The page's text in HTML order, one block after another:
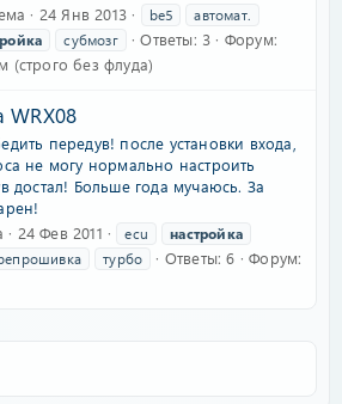
24 Янв 2013 be5
автомат.
субмозг Ответы: 3
Форум:
без флуда)
WRX08
передув! после установки входа,
не могу нормально настроить
достал! Больше года мучаюсь. За
24 Фев 2011 ecu
настройка
турбо Ответы: 6
Форум: